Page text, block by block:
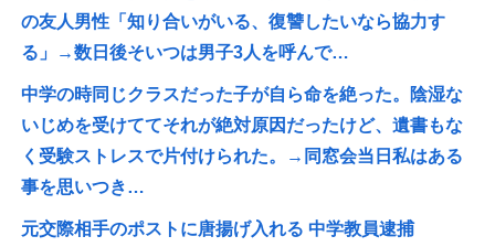
の友人男性「知り合いがいる、復讐したいなら協力す
る」→数日後そいつは男子3人を呼んで…
中学の時同じクラスだった子が自ら命を絶った。陰湿な
いじめを受けててそれが絶対原因だったけど、遺書もな
く受験ストレスで片付けられた。→同窓会当日私はある
事を思いつき…
元交際相手のポストに唐揚げ入れる 中学教員逮捕